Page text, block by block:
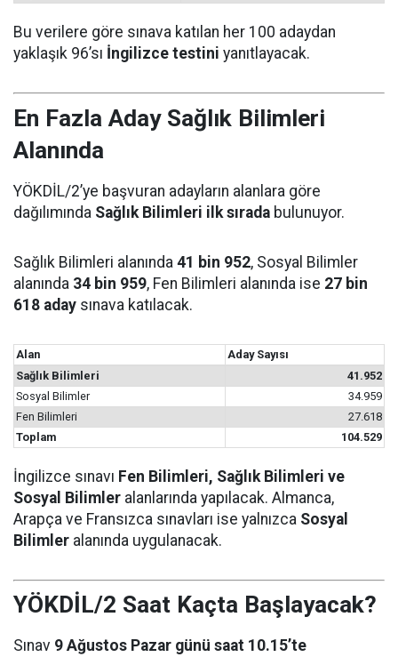
Bu verilere göre sınava katılan her 100 adaydan
yaklaşık 96’sı İngilizce testini yanıtlayacak.
En Fazla Aday Sağlık Bilimleri
Alanında
YÖKDİL/2’ye başvuran adayların alanlara göre
dağılımında Sağlık Bilimleri ilk sırada bulunuyor.
Sağlık Bilimleri alanında 41 bin 952, Sosyal Bilimler
alanında 34 bin 959, Fen Bilimleri alanında ise 27 bin
618 aday sınava katılacak.
Alan
Aday Sayısı
Sağlık Bilimleri
41.952
Sosyal Bilimler
34.959
Fen Bilimleri
27.618
Toplam
104.529
İngilizce sınavı Fen Bilimleri, Sağlık Bilimleri ve
Sosyal Bilimler alanlarında yapılacak. Almanca,
Arapça ve Fransızca sınavları ise yalnızca Sosyal
Bilimler alanında uygulanacak.
YÖKDİL/2 Saat Kaçta Başlayacak?
Sınav 9 Ağustos Pazar günü saat 10.15’te